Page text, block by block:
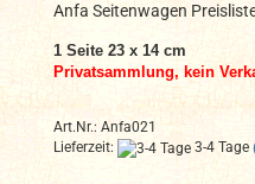
Anfa Seitenwagen
1 Seite 23 x 14 cm
Privatsammlung, kein
Art.Nr.: Anfa021
Lieferzeit:
3-4 Tage